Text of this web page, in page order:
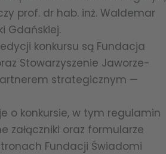
prof. dr hab. inż. Waldemar
Gdańskiej.
konkursu są Fundacja
Stowarzyszenie Jaworze-
strategicznym —
o konkursie, w tym regulamin
załączniki oraz formularze
Fundacji Świadomi